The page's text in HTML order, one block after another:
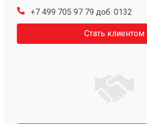
+7 499 705 97 79 доб. 0132
Стать клиентом